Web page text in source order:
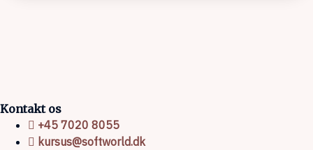
Kontakt os
+45 7020 8055
kursus@softworld.dk